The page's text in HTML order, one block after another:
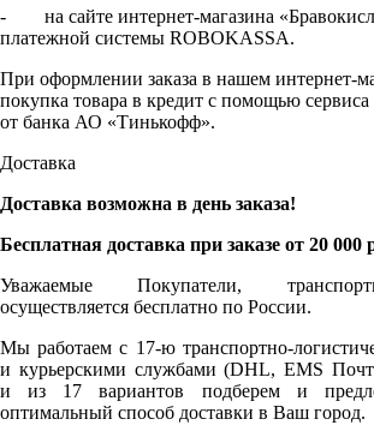
- на сайте интернет-магазина
платежной системы ROBOKASSA.
При оформлении заказа в нашем интернет-
покупка товара в кредит с помощью
от банка АО «Тинькофф».
Доставка
Доставка возможна в день заказа!
Бесплатная доставка при заказе от 20 000
Уважаемые Покупатели,
осуществляется бесплатно по России.
Мы работаем с 17-ю транспортно-
и курьерскими службами (DHL, EMS
и из 17 вариантов подберем и
оптимальный способ доставки в Ваш город.